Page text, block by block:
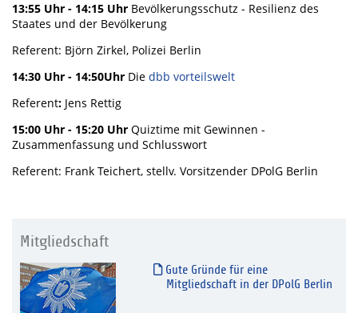
13:55 Uhr - 14:15 Uhr Bevölkerungsschutz - Resilienz des
Staates und der Bevölkerung
Referent: Björn Zirkel, Polizei Berlin
14:30 Uhr - 14:50Uhr Die dbb vorteilswelt
Referent: Jens Rettig
15:00 Uhr - 15:20 Uhr Quiztime mit Gewinnen -
Zusammenfassung und Schlusswort
Referent: Frank Teichert, stellv. Vorsitzender DPolG Berlin
Mitgliedschaft
Gute Gründe für eine
Mitgliedschaft in der DPolG Berlin